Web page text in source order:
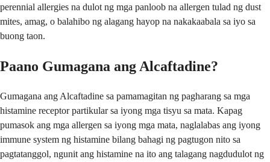
perennial allergies na dulot ng mga panloob na allergen tulad ng dust
mites, amag, o balahibo ng alagang hayop na nakakaabala sa iyo sa
buong taon.
Paano Gumagana ang Alcaftadine?
Gumagana ang Alcaftadine sa pamamagitan ng pagharang sa mga
histamine receptor partikular sa iyong mga tisyu sa mata. Kapag
pumasok ang mga allergen sa iyong mga mata, naglalabas ang iyong
immune system ng histamine bilang bahagi ng pagtugon nito sa
pagtatanggol, ngunit ang histamine na ito ang talagang nagdudulot ng